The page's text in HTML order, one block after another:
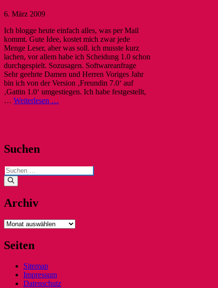
6. März 2009
Ich blogge heute einfach alles, was per Mail
kommt. Gute Idee, kostet mich zwar jede
Menge Leser, aber was soll. ich musste kurz
lachen, vor allem habe ich Scheidung 1.0 schon
durchgespielt. Sozusagen. Softwareanfrage
Sehr geehrte Damen und Herren Voriges Jahr
bin ich von der Version ‚Freundin 7.0‘ auf
‚Gattin 1.0‘ umgestiegen. Ich habe festgestellt,
… Weiterlesen …
Suchen
Suchen
nach:
Archiv
Archiv
Seiten
Sitemap
Impressum
Datenschutz